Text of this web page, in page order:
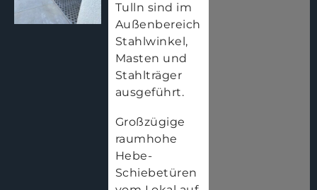
Tulln sind im
Außenbereich
Stahlwinkel,
Masten und
Stahlträger
ausgeführt.
Großzügige
raumhohe
Hebe-
Schiebetüren